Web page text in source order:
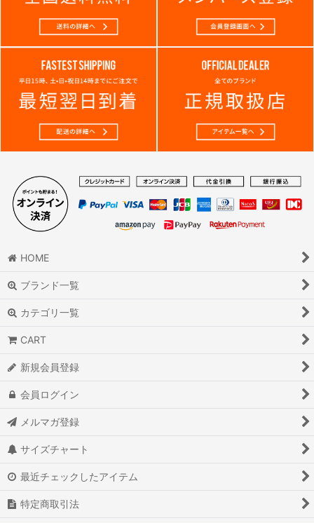
HOME
ブランド一覧
カテゴリ一覧
CART
新規会員登録
会員ログイン
メルマガ登録
サイズチャート
最近チェックしたアイテム
特定商取引法